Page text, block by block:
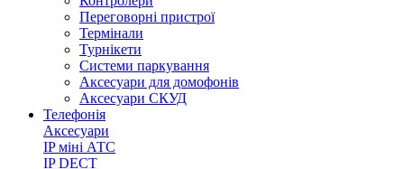
Переговорні пристрої
Термінали
Турнікети
Системи паркування
Аксесуари для домофонів
Аксесуари СКУД
Телефонія
Аксесуари
IP міні АТС
IP DECT